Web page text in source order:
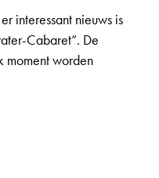
interessant nieuws is
Cabaret”. De
moment worden